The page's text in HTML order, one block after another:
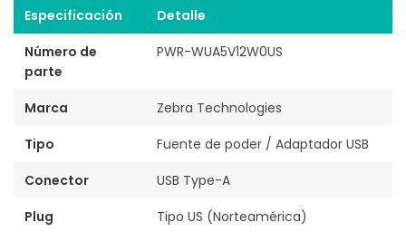
Especificación
Detalle
Número de
parte
PWR-WUA5V12W0US
Marca
Zebra Technologies
Tipo
Fuente de poder / Adaptador USB
Conector
USB Type-A
Plug
Tipo US (Norteamérica)